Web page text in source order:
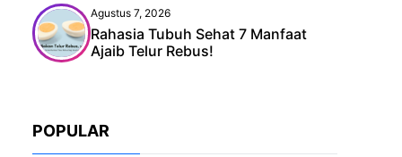
Agustus 7, 2026
Rahasia Tubuh Sehat 7 Manfaat
Ajaib Telur Rebus!
POPULAR